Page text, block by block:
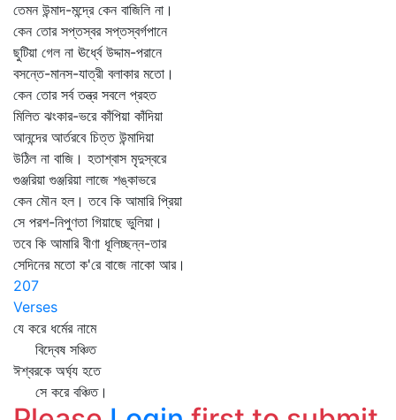
তেমন উন্মাদ-মন্দ্রে কেন বাজিলি না।
কেন তোর সপ্তস্বর সপ্তস্বর্গপানে
ছুটিয়া গেল না ঊর্ধ্বে উদ্দাম-পরানে
বসন্তে-মানস-যাত্রী বলাকার মতো।
কেন তোর সর্ব তন্ত্র সবলে প্রহত
মিলিত ঝংকার-ভরে কাঁপিয়া কাঁদিয়া
আনন্দের আর্তরবে চিত্ত উন্মাদিয়া
উঠিল না বাজি। হতাশ্বাস মৃদুস্বরে
গুঞ্জরিয়া গুঞ্জরিয়া লাজে শঙ্কাভরে
কেন মৌন হল। তবে কি আমারি প্রিয়া
সে পরশ-নিপুণতা গিয়াছে ভুলিয়া।
তবে কি আমারি বীণা ধূলিচ্ছন্ন-তার
সেদিনের মতো ক'রে বাজে নাকো আর।
207
Verses
যে করে ধর্মের নামে
বিদ্বেষ সঞ্চিত
ঈশ্বরকে অর্ঘ্য হতে
সে করে বঞ্চিত।